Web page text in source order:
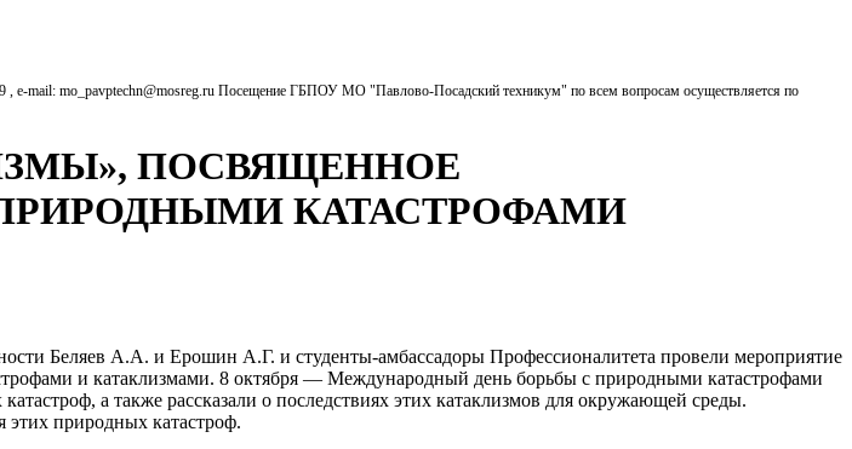
mo_pavptechn@mosreg.ru Посещение ГБПОУ МО "Павлово-Посадский техникум" по всем вопросам осуществляется по
ПОСВЯЩЕННОЕ
КАТАСТРОФАМИ
Беляев А.А. и Ерошин А.Г. и студенты-амбассадоры Профессионалитета провели мероприятие
и катаклизмами. 8 октября — Международный день борьбы с природными катастрофами
а также рассказали о последствиях этих катаклизмов для окружающей среды.
этих природных катастроф.